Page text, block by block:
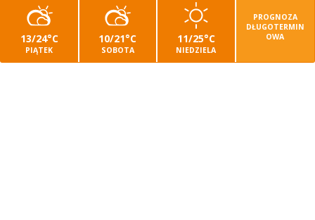
13/24°C
PIĄTEK
10/21°C
SOBOTA
11/25°C
NIEDZIELA
PROGNOZA
DŁUGOTERMIN
OWA